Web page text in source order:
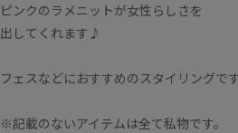
ピンクのラメニットが女性らしさを
出してくれます♪
フェスなどにおすすめのスタイリングです
※記載のないアイテムは全て私物です。